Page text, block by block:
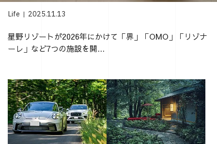
Life 2025.11.13
星野リゾートが2026年にかけて「界」「OMO」「リゾナ
ーレ」など7つの施設を開...